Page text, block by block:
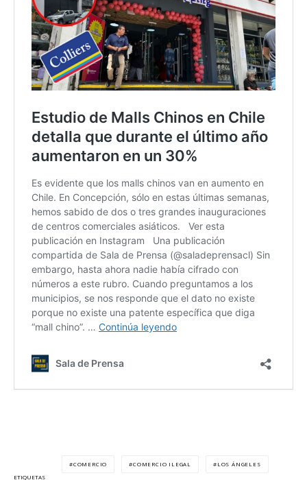
ETIQUETAS
COMERCIO COMERCIO ILEGAL LOS ÁNGELES